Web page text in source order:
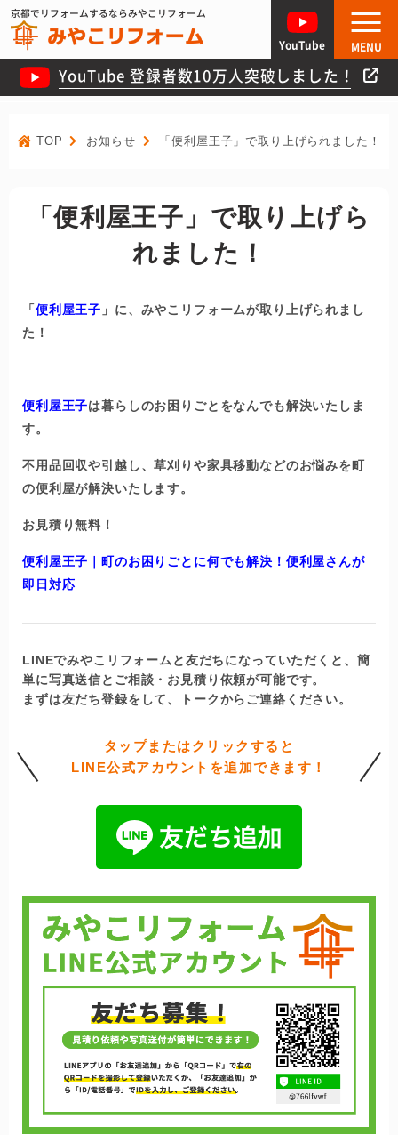
京都でリフォームするならみやこリフォーム
YouTube 登録者数10万人突破しました！
YouTube MENU
TOP お知らせ 「便利屋王子」で取り上げられました！
「便利屋王子」で取り上げら
れました！
「便利屋王子 」に、みやこリフォームが取り上げられまし
た！
便利屋王子は暮らしのお困りごとをなんでも解決いたしま
す。
不用品回収や引越し、草刈りや家具移動などのお悩みを町
の便利屋が解決いたします。
お見積り無料！
便利屋王子｜町のお困りごとに何でも解決！ 便利屋さんが
即日対応
LINEでみやこリフォームと友だちになっていただくと、簡
単に写真送信とご相談・お見積り依頼が可能です。
まずは友だち登録をして、トークからご連絡ください。
タップまたはクリックすると
LINE公式アカウントを追加できます！